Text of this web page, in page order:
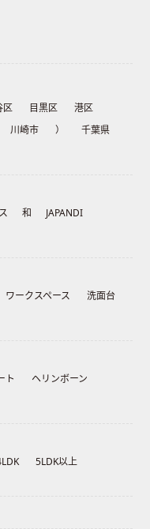
区 目黒区
港区
川崎市 ）
千葉県
和
JAPANDI
ワークスペース
洗面台
ト
ヘリンボーン
5LDK以上